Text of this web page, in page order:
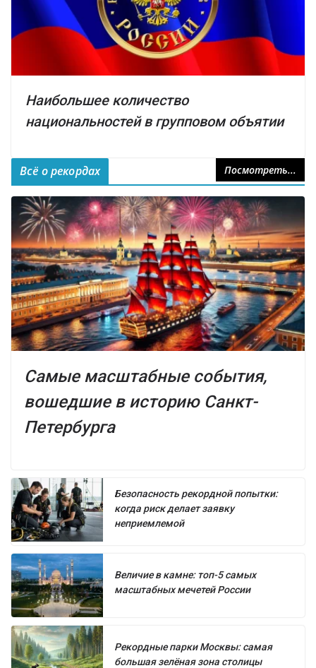
Наибольшее количество
национальностей в групповом объятии
Всё о рекордах Посмотреть...
Самые масштабные события,
вошедшие в историю Санкт-
Петербурга
Безопасность рекордной попытки:
когда риск делает заявку
неприемлемой
Величие в камне: топ-5 самых
масштабных мечетей России
Рекордные парки Москвы: самая
большая зелёная зона столицы